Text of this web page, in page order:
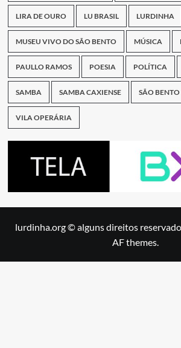
LIRA DE OURO LU BRASIL LURDINHA
MUSEU VIVO DO SÃO BENTO MÚSICA
PAULLO RAMOS POESIA POLÍTICA
SAMBA SAMBA CAXIENSE SÃO BENTO
VILA OPERÁRIA
lurdinha.org © alguns direitos
AF themes.